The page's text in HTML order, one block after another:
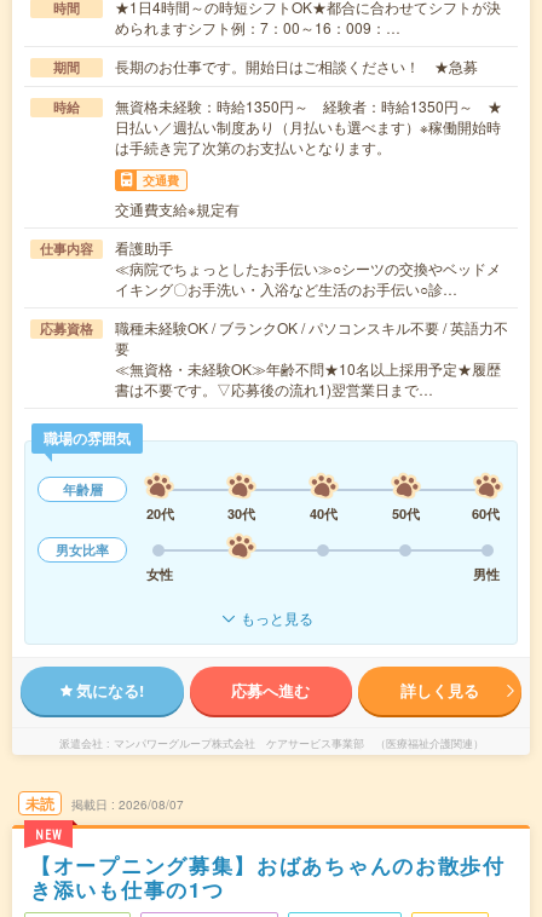
時間
★1日4時間～の時短シフトOK★都合に合わせてシフトが決
められますシフト例：7：00～16：009：…
期間 長期のお仕事です。開始日はご相談ください！ ★急募
時給
無資格未経験：時給1350円～ 経験者：時給1350円～ ★
日払い／週払い制度あり（月払いも選べます）※稼働開始時
は手続き完了次第のお支払いとなります。
交通費
交通費支給※規定有
仕事内容
看護助手
≪病院でちょっとしたお手伝い≫○シーツの交換やベッドメ
イキング〇お手洗い・入浴など生活のお手伝い○診…
応募資格
職種未経験OK / ブランクOK / パソコンスキル不要 / 英語力不
要
≪無資格・未経験OK≫年齢不問★10名以上採用予定★履歴
書は不要です。▽応募後の流れ1)翌営業日まで…
職場の雰囲気
年齢層
20代
30代 40代 50代
60代
男女比率
女性
男性
もっと見る
気になる! 応募へ進む 詳しく見る
派遣会社 マンパワーグループ株式会社 ケアサービス事業部 （医療福祉介護関連）
未読
NEW
掲載日 2026/08/07
【オープニング募集】おばあちゃんのお散歩付
き添いも仕事の1つ